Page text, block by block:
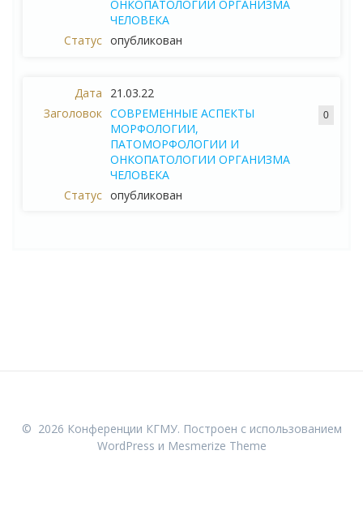
ОНКОПАТОЛОГИИ ОРГАНИЗМА
ЧЕЛОВЕКА
опубликован
21.03.22
СОВРЕМЕННЫЕ АСПЕКТЫ
МОРФОЛОГИИ,
ПАТОМОРФОЛОГИИ И
ОНКОПАТОЛОГИИ ОРГАНИЗМА
ЧЕЛОВЕКА
0
опубликован
© 2026 Конференции КГМУ. Построен с использованием
WordPress и Mesmerize Theme